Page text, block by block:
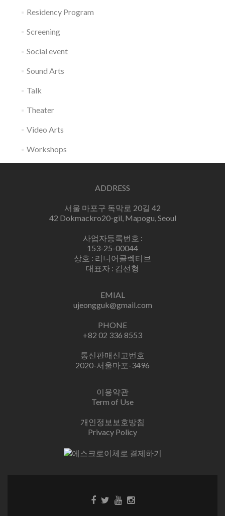
Residency Program
Screening
Social event
Sound Arts
Talk
Theater
Video Arts
Workshops
ADDRESS
서울 마포구 독막로 20길 42
42 Dokmackro20-gil, Mapogu, Seoul
사업자등록번호 :
153-25-00044
상호 : 리니어콜렉티브
대표자 : 김선형
EMIAL
ujeongguk@gmail.com
PHONE
+82 02 336 8553
통신판매신고번호
2020-서울마포-3496
이용약관
Term of Use
개인정보보호방침
Privacy Policy